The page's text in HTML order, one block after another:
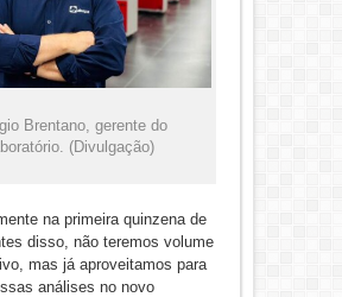
Brentano, gerente do
(Divulgação)
na primeira quinzena de
disso, não teremos volume
mas já aproveitamos para
análises no novo